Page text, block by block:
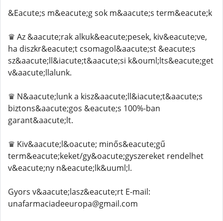
&Eacute;s m&eacute;g sok m&aacute;s term&eacute;k
♛ Az &aacute;rak alkuk&eacute;pesek, kiv&eacute;ve,
ha diszkr&eacute;t csomagol&aacute;st &eacute;s
sz&aacute;ll&iacute;t&aacute;si k&ouml;lts&eacute;get
v&aacute;llalunk.
♛ N&aacute;lunk a kisz&aacute;ll&iacute;t&aacute;s
biztons&aacute;gos &eacute;s 100%-ban
garant&aacute;lt.
♛ Kiv&aacute;l&oacute; minős&eacute;gű
term&eacute;keket/gy&oacute;gyszereket rendelhet
v&eacute;ny n&eacute;lk&uuml;l.
Gyors v&aacute;lasz&eacute;rt E-mail:
unafarmaciadeeuropa@gmail.com